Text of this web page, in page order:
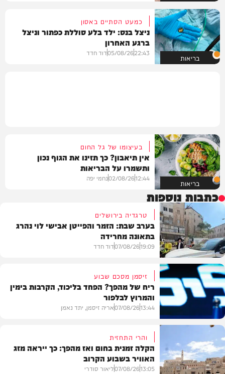
בריאות
כמעט הסתיים באסון
ניצל בנס: ילד בלע סוללת כפתור וניצל
ברגע האחרון
22:43
05/08/26דוד חדד
בריאות
בעיצומו של גל החום
אין תיאבון? כך תזינו את הגוף נכון
ותשמרו על הבריאות
12:44
02/08/26נחמי יפה
כתבות נוספות
בארץ
טרגדיה בירושלים
בערב שבת: הזמר והפייטן אבישי לוי נהרג
בתאונה מחרידה
19:09
07/08/26דוד חדד
פוליטי
זיסמן מסכם שבוע
ריח של מהפך? הפחד בליכוד, הקרבות בימין
והמרוץ לבלפור
13:44
07/08/26אריה זיסמן, יתד נאמן
והרי התחזית
הקלה זמנית בחום ואז מהפך: כך ייראה מזג
האוויר בשבוע הקרוב
13:05
07/08/26ליאור סודרי